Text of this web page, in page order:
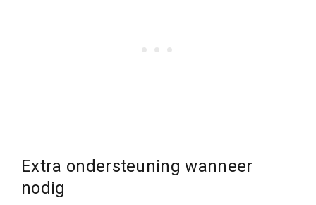
Extra ondersteuning wanneer
nodig